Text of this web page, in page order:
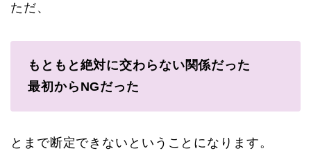
ただ、
もともと絶対に交わらない関係だった
最初からNGだった
とまで断定できないということになります。